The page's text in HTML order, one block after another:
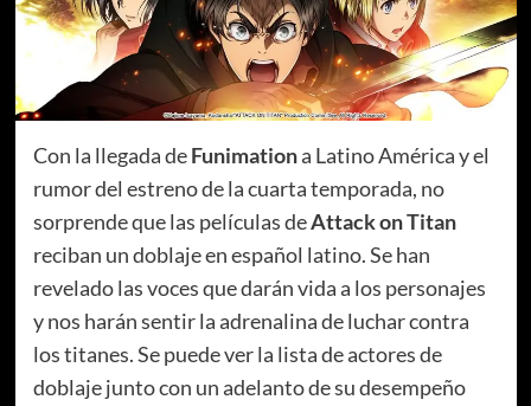
Con la llegada deFunimationa Latino América y el
rumor del estreno de la cuarta temporada, no
sorprende que las películas deAttack on Titan
reciban un doblaje en español latino. Se han
revelado las voces que darán vida a los personajes
y nos harán sentir la adrenalina de luchar contra
los titanes. Se puede ver la lista de actores de
doblaje junto con un adelanto de su desempeño